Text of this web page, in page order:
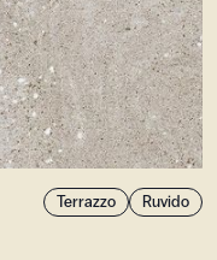
Terrazzo Ruvido